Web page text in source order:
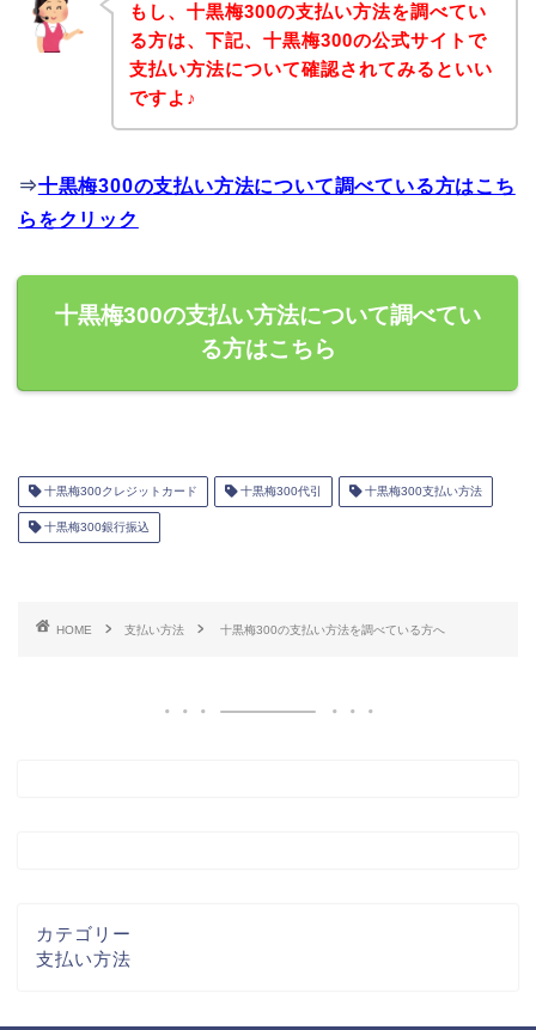
もし、十黒梅300の支払い方法を調べてい
る方は、下記、十黒梅300の公式サイトで
支払い方法について確認されてみるといい
ですよ♪
⇒十黒梅300の支払い方法について調べている方はこち
らをクリック
十黒梅300の支払い方法について調べてい
る方はこちら
十黒梅300クレジットカード 十黒梅300代引 十黒梅300支払い方法
十黒梅300銀行振込
HOME 支払い方法 十黒梅300の支払い方法を調べている方へ
カテゴリー
支払い方法